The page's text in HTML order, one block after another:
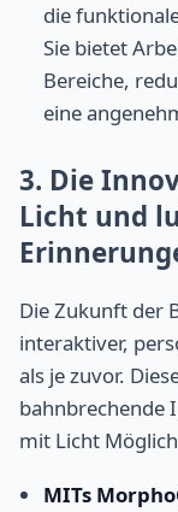
die
Sie bietet
Bereiche,
eine
3. Die
Licht und
Die Zukunft der
interaktiver,
als je zuvor.
bahnbrechende
mit Licht
MITs